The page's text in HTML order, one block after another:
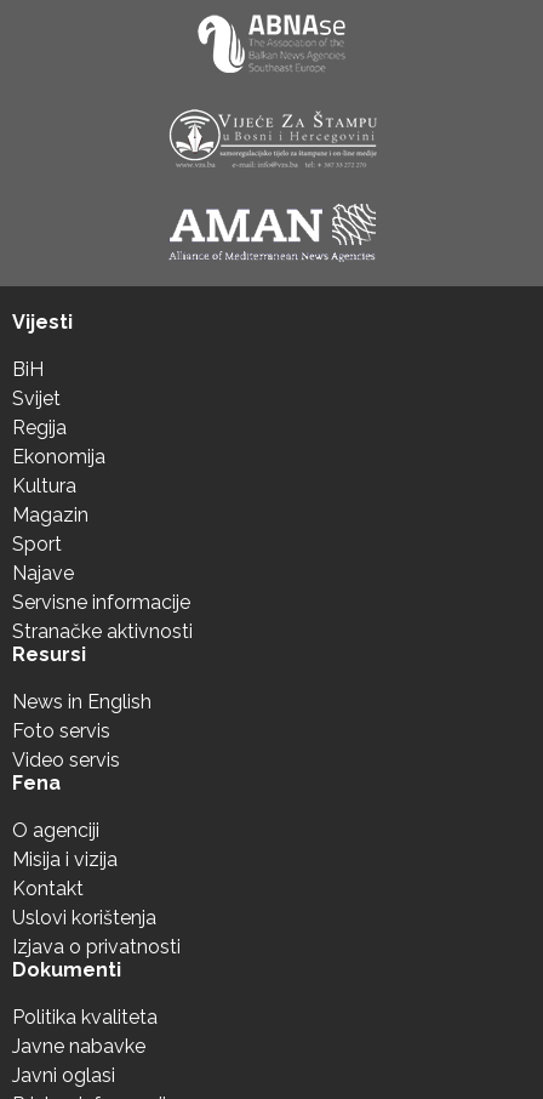
Vijesti
BiH
Svijet
Regija
Ekonomija
Kultura
Magazin
Sport
Najave
Servisne informacije
Stranačke aktivnosti
Resursi
News in English
Foto servis
Video servis
Fena
O agenciji
Misija i vizija
Kontakt
Uslovi korištenja
Izjava o privatnosti
Dokumenti
Politika kvaliteta
Javne nabavke
Javni oglasi